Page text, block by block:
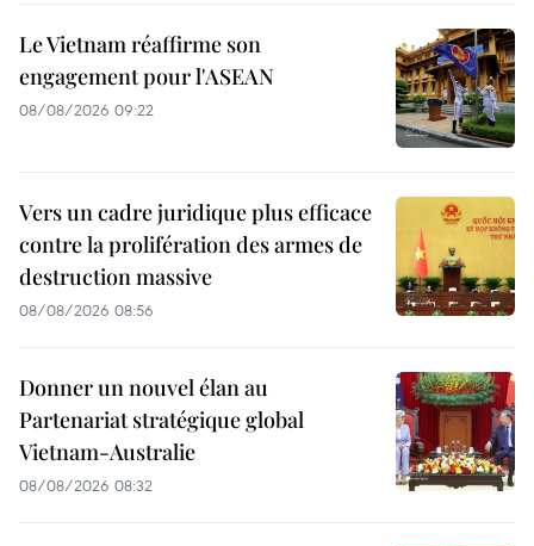
Le Vietnam réaffirme son
engagement pour l'ASEAN
08/08/2026 09:22
Vers un cadre juridique plus efficace
contre la prolifération des armes de
destruction massive
08/08/2026 08:56
Donner un nouvel élan au
Partenariat stratégique global
Vietnam-Australie
08/08/2026 08:32